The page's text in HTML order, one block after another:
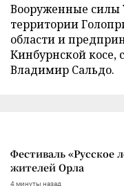
Вооруженные силы
территории
области и
Кинбурнской косе,
Владимир Сальдо.
Фестиваль «Русское
жителей Орла
4 минуты назад